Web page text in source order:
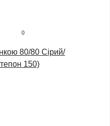
0
80/80 Сірий/
150)